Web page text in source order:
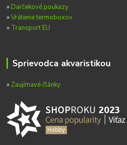
» Darčekové poukazy
»Vrátenie termoboxov
» Transport EU
Sprievodca akvaristikou
» Zaujímavé články